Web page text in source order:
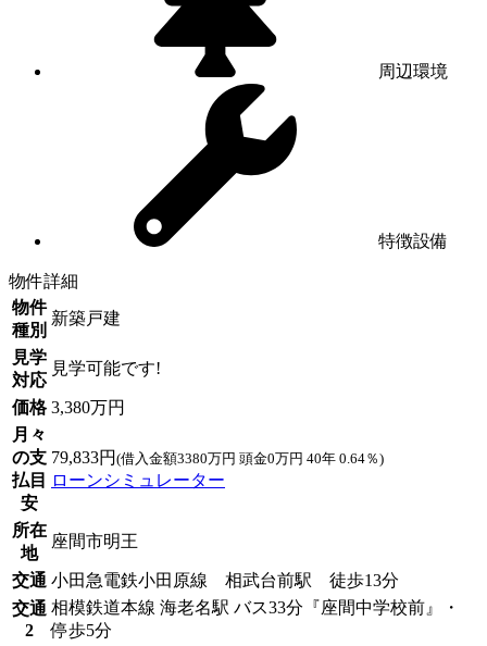
周辺環境
特徴設備
物件詳細
物件
種別
新築戸建
見学
対応
見学可能です!
価格 3,380万円
月々
の支
払目
安
79,833円 (借入金額3380万円 頭金0万円 40年 0.64％)
ローンシミュレーター
所在
地
座間市明王
交通 小田急電鉄小田原線 相武台前駅 徒歩13分
交通
2
相模鉄道本線 海老名駅 バス33分『座間中学校前』・
停歩5分